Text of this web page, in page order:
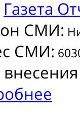
Газета
СМИ:
СМИ: